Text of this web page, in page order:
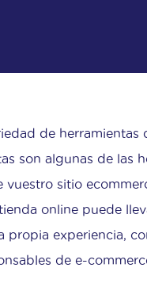
de herramientas
son algunas de las
sitio
online puede
propia experiencia,
de e-